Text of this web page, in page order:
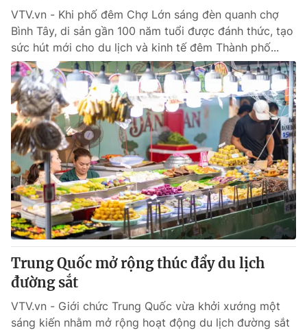
Liên hệ tòa soạn English
THỜI BÁO VTV
Theo dõi báo trên
Cơ quan chủ quản:Đài Truyền hình Việt Nam
Cơ quan báo chí:Thời báo VTV
Giấy phép hoạt động báo in và báo điện tử số 483/GP-BTTTT
cấp ngày 29/12/2023
Tổng Biên tập:Vũ Thanh Thủy
Phó Tổng Biên tập:Nguyễn Thị Mỹ Hạnh, Phạm Quốc Thắng,
Nguyễn Trọng Ninh
Tổng đài VTV:
024.38 355 931 - 024.38 355 932
Ðiện thoại Thời báo VTV:024.66 897 897
VTV.vn - Khi phố đêm Chợ Lớn sáng đèn quanh chợ
Bình Tây, di sản gần 100 năm tuổi được đánh thức, tạo
sức hút mới cho du lịch và kinh tế đêm Thành phố...
Trung Quốc mở rộng thúc đẩy du lịch
đường sắt
VTV.vn - Giới chức Trung Quốc vừa khởi xướng một
sáng kiến nhằm mở rộng hoạt động du lịch đường sắt